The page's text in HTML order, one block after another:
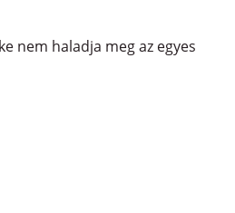
nem haladja meg az egyes